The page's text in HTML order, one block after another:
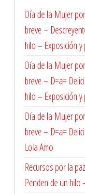
Día de la Mujer
breve –
hilo – Exposición y
Día de la Mujer
breve – D=a=
hilo – Exposición y
Día de la Mujer
breve – D=a=
Lola Amo
Recursos por la
Penden de un hilo